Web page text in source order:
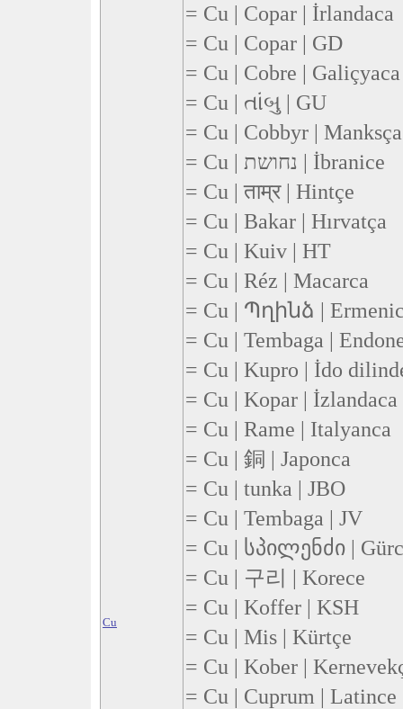
Cu
= Cu | Copar | İrlandaca
= Cu | Copar | GD
= Cu | Cobre | Galiçyaca
= Cu | તાંબુ | GU
= Cu | Cobbyr | Manksça
= Cu | נחושת | İbranice
= Cu | ताम्र | Hintçe
= Cu | Bakar | Hırvatça
= Cu | Kuiv | HT
= Cu | Réz | Macarca
= Cu | Պղինձ |
= Cu | Tembaga |
= Cu | Kupro | İdo
= Cu | Kopar | İzlandaca
= Cu | Rame | Italyanca
= Cu | 銅 | Japonca
= Cu | tunka | JBO
= Cu | Tembaga | JV
= Cu | სპილენძი |
= Cu | 구리 | Korece
= Cu | Koffer | KSH
= Cu | Mis | Kürtçe
= Cu | Kober |
= Cu | Cuprum | Latince